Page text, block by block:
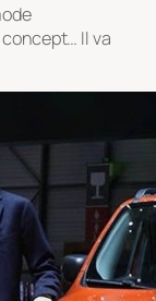
concept… Il va